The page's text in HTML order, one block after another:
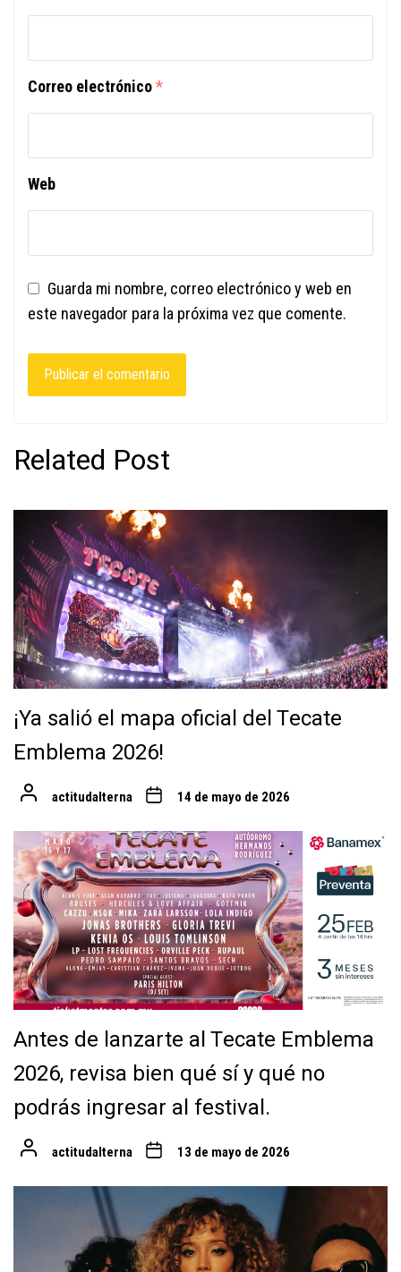
Correo electrónico*
Web
Guarda mi nombre, correo electrónico y web en
este navegador para la próxima vez que comente.
Related Post
¡Ya salió el mapa oficial del Tecate
Emblema 2026!
actitudalterna 14 de mayo de 2026
Antes de lanzarte al Tecate Emblema
2026, revisa bien qué sí y qué no
podrás ingresar al festival.
actitudalterna 13 de mayo de 2026